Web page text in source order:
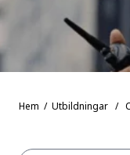
Hem / Utbildningar /